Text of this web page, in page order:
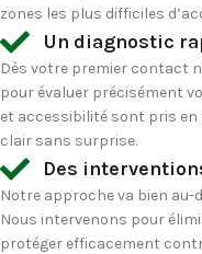
zones les plus difficiles
Un diagnostic
Dès votre premier contact
pour évaluer précisément
et accessibilité sont pris
clair sans surprise.
Des
Notre approche va bien au-
Nous intervenons pour
protéger efficacement